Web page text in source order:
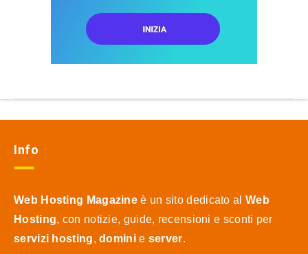
Info
Web Hosting Magazine è un sito dedicato al Web
Hosting, con notizie, guide, recensioni e sconti per
servizi hosting,dominie server.